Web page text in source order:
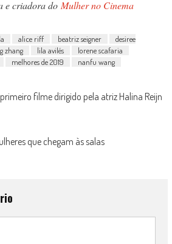
e criadora do Mulher no Cinema
alice riff beatriz seigner
desiree
zhang lila avilés
lorene scafaria
melhores de 2019 nanfu wang
filme dirigido pela atriz Halina Reijn
que chegam às salas